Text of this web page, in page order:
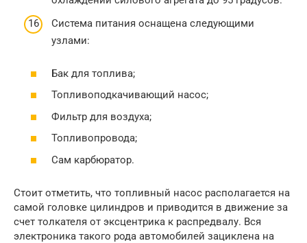
Система питания оснащена следующими
узлами:
Бак для топлива;
Топливоподкачивающий насос;
Фильтр для воздуха;
Топливопровода;
Сам карбюратор.
Стоит отметить, что топливный насос располагается на
самой головке цилиндров и приводится в движение за
счет толкателя от эксцентрика к распредвалу. Вся
электроника такого рода автомобилей зациклена на